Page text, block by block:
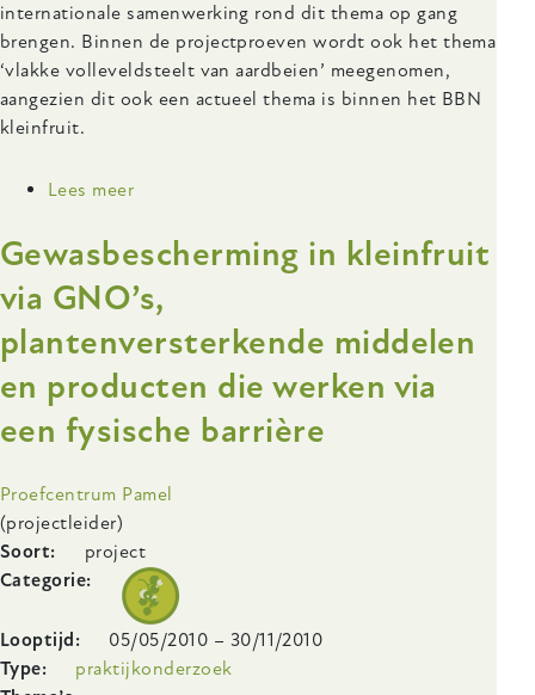
internationale samenwerking rond dit thema op gang
brengen. Binnen de projectproeven wordt ook het thema
‘vlakke volleveldsteelt van aardbeien’ meegenomen,
aangezien dit ook een actueel thema is binnen het BBN
kleinfruit.
Lees meer
plantgoed
Gewasbescherming in kleinfruit
via GNO’s,
plantenversterkende middelen
en producten die werken via
een fysische barrière
Onderzoeksinstelling
Proefcentrum Pamel
(projectleider)
Soort
project
Categorie
Looptijd 05/05/2010 – 30/11/2010
Type
praktijkonderzoek